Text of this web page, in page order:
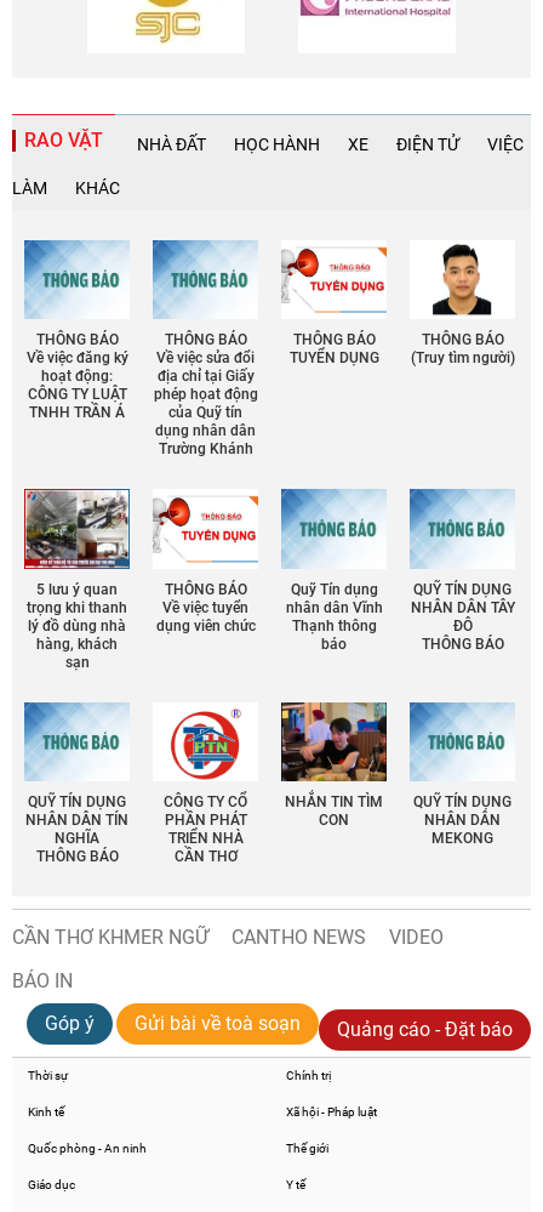
RAO VẶT NHÀ ĐẤT HỌC HÀNH XE ĐIỆN TỬ VIỆC
LÀM KHÁC
THÔNG BÁO
Về việc đăng ký
hoạt động:
CÔNG TY LUẬT
TNHH TRẦN Á
THÔNG BÁO
Về việc sửa đổi
địa chỉ tại Giấy
phép họat động
của Quỹ tín
dụng nhân dân
Trường Khánh
THÔNG BÁO
TUYỂN DỤNG
THÔNG BÁO
(Truy tìm người)
5 lưu ý quan
trọng khi thanh
lý đồ dùng nhà
hàng, khách
sạn
THÔNG BÁO
Về việc tuyển
dụng viên chức
Quỹ Tín dụng
nhân dân Vĩnh
Thạnh thông
báo
QUỸ TÍN DỤNG
NHÂN DÂN TÂY
ĐÔ
THÔNG BÁO
QUỸ TÍN DỤNG
NHÂN DÂN TÍN
NGHĨA
THÔNG BÁO
CÔNG TY CỔ
PHẦN PHÁT
TRIỂN NHÀ
CẦN THƠ
NHẮN TIN TÌM
CON
QUỸ TÍN DỤNG
NHÂN DÂN
MEKONG
CẦN THƠ KHMER NGỮ CANTHO NEWS
VIDEO
BÁO IN
Góp ý
Gửi bài về toà soạn Quảng cáo - Đặt báo
Thời sự Chính trị
Kinh tế Xã hội - Pháp luật
Quốc phòng - An ninh Thế giới
Giáo dục Y tế